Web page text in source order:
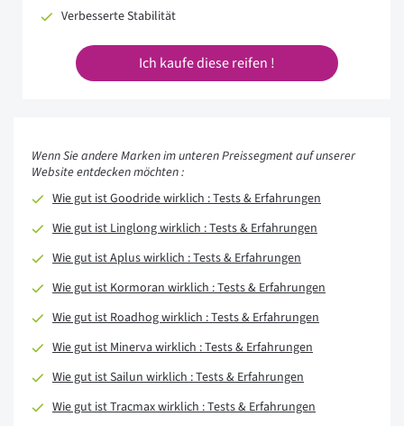
Verbesserte Stabilität
Ich kaufe diese reifen !
Wenn Sie andere Marken im unteren Preissegment auf unserer
Website entdecken möchten :
Wie gut ist Goodride wirklich : Tests & Erfahrungen
Wie gut ist Linglong wirklich : Tests & Erfahrungen
Wie gut ist Aplus wirklich : Tests & Erfahrungen
Wie gut ist Kormoran wirklich : Tests & Erfahrungen
Wie gut ist Roadhog wirklich : Tests & Erfahrungen
Wie gut ist Minerva wirklich : Tests & Erfahrungen
Wie gut ist Sailun wirklich : Tests & Erfahrungen
Wie gut ist Tracmax wirklich : Tests & Erfahrungen